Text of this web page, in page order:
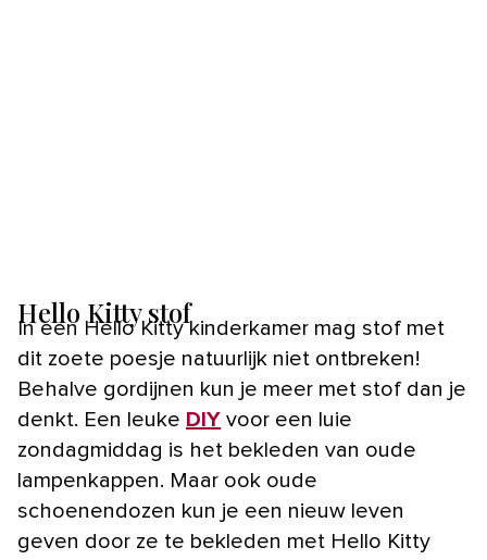
Hello Kitty stof
In een Hello Kitty kinderkamer mag stof met
dit zoete poesje natuurlijk niet ontbreken!
Behalve gordijnen kun je meer met stof dan je
denkt. Een leuke DIY voor een luie
zondagmiddag is het bekleden van oude
lampenkappen. Maar ook oude
schoenendozen kun je een nieuw leven
geven door ze te bekleden met Hello Kitty